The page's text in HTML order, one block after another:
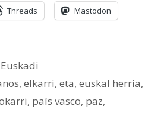
Threads Mastodon
,elkarri,eta,euskal herria,
, país vasco, paz,